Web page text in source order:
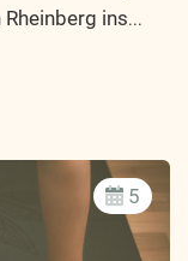
ins...
5